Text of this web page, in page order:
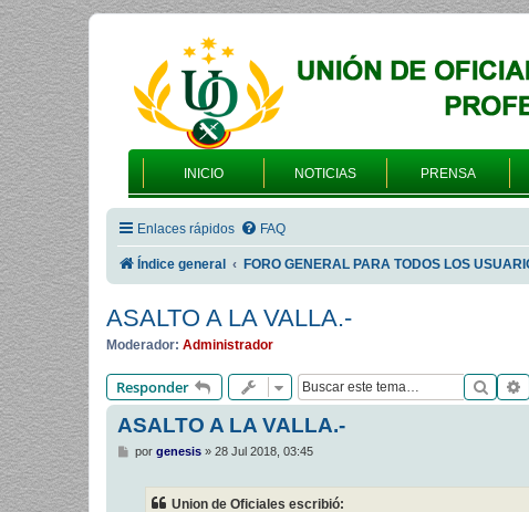
INICIO NOTICIAS PRENSA
Enlaces rápidos FAQ
Índice general FORO GENERAL PARA TODOS LOS
ASALTO A LA VALLA.-
Moderador: Administrador
Responder Buscar
ASALTO A LA VALLA.-
M
por genesis» 28 Jul 2018, 03:45
Union de Oficiales escribió: